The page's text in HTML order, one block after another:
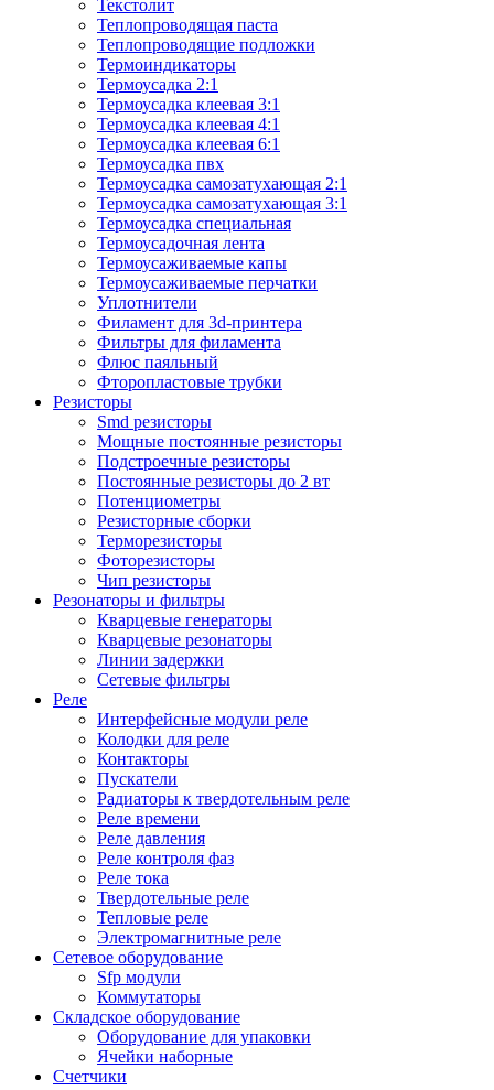
Текстолит
Теплопроводящая паста
Теплопроводящие подложки
Термоиндикаторы
Термоусадка 2:1
Термоусадка клеевая 3:1
Термоусадка клеевая 4:1
Термоусадка клеевая 6:1
Термоусадка пвх
Термоусадка самозатухающая 2:1
Термоусадка самозатухающая 3:1
Термоусадка специальная
Термоусадочная лента
Термоусаживаемые капы
Термоусаживаемые перчатки
Уплотнители
Филамент для 3d-принтера
Фильтры для филамента
Флюс паяльный
Фторопластовые трубки
Резисторы
Smd резисторы
Мощные постоянные резисторы
Подстроечные резисторы
Постоянные резисторы до 2 вт
Потенциометры
Резисторные сборки
Терморезисторы
Фоторезисторы
Чип резисторы
Резонаторы и фильтры
Кварцевые генераторы
Кварцевые резонаторы
Линии задержки
Сетевые фильтры
Реле
Интерфейсные модули реле
Колодки для реле
Контакторы
Пускатели
Радиаторы к твердотельным реле
Реле времени
Реле давления
Реле контроля фаз
Реле тока
Твердотельные реле
Тепловые реле
Электромагнитные реле
Сетевое оборудование
Sfp модули
Коммутаторы
Складское оборудование
Оборудование для упаковки
Ячейки наборные
Счетчики